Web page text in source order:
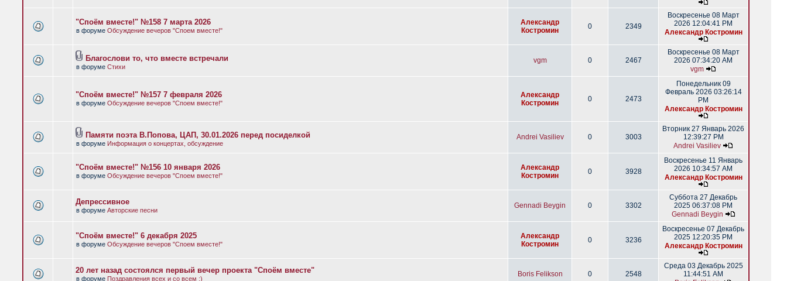
"Споём вместе!" №158 7 марта 2026
в форуме Обсуждение вечеров "Споем вместе!"
Александр
Костромин
0 2349
Воскресенье 08 Март
2026 12:04:41 PM
Александр Костромин
Благослови то, что вместе встречали
в форуме Стихи
vgm 0 2467
Воскресенье 08 Март
2026 07:34:20 AM
vgm
"Споём вместе!" №157 7 февраля 2026
в форуме Обсуждение вечеров "Споем вместе!"
Александр
Костромин
0 2473
Понедельник 09
Февраль 2026 03:26:14
PM
Александр Костромин
Памяти поэта В.Попова, ЦАП, 30.01.2026 перед посиделкой
в форуме Информация о концертах, обсуждение
Andrei Vasiliev 0 3003
Вторник 27 Январь 2026
12:39:27 PM
Andrei Vasiliev
"Споём вместе!" №156 10 января 2026
в форуме Обсуждение вечеров "Споем вместе!"
Александр
Костромин
0 3928
Воскресенье 11 Январь
2026 10:34:57 AM
Александр Костромин
Депрессивное
в форуме Авторские песни
Gennadi Beygin 0 3302
Суббота 27 Декабрь
2025 06:37:08 PM
Gennadi Beygin
"Споём вместе!" 6 декабря 2025
в форуме Обсуждение вечеров "Споем вместе!"
Александр
Костромин
0 3236
Воскресенье 07 Декабрь
2025 12:20:35 PM
Александр Костромин
20 лет назад состоялся первый вечер проекта "Споём вместе"
в форуме Поздравления всех и со всем :)
Boris Felikson 0 2548
Среда 03 Декабрь 2025
11:44:51 AM